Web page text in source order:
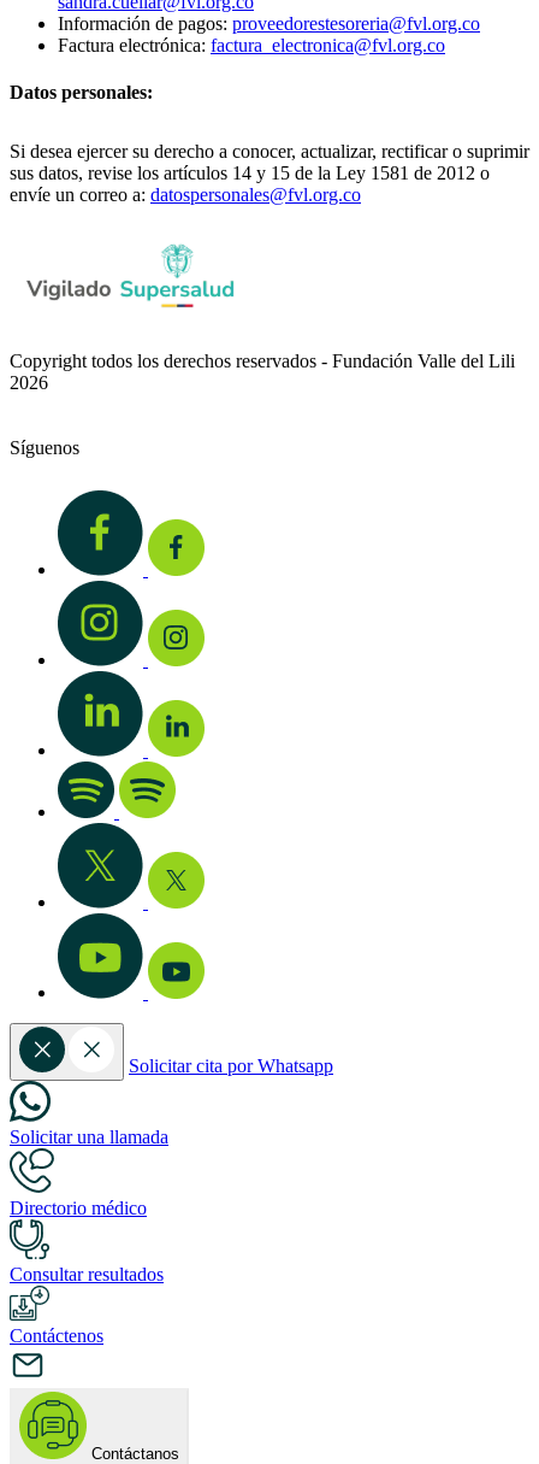
Información de pagos: proveedorestesoreria@fvl.org.co
Factura electrónica: factura_electronica@fvl.org.co
Datos personales:
Si desea ejercer su derecho a conocer, actualizar, rectificar o suprimir
sus datos, revise los artículos 14 y 15 de la Ley 1581 de 2012 o
envíe un correo a: datospersonales@fvl.org.co
Copyright todos los derechos reservados - Fundación Valle del Lili
2026
Síguenos
Solicitar cita por Whatsapp
Solicitar una llamada
Directorio médico
Consultar resultados
Contáctenos
Contáctanos